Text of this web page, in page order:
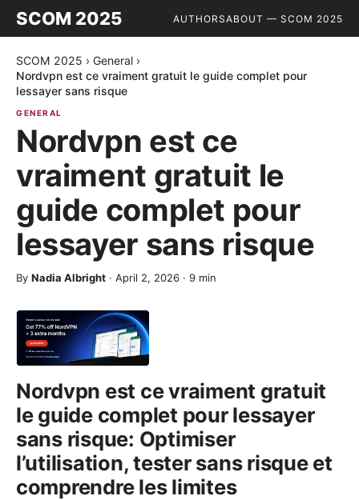
SCOM 2025 AUTHORSABOUT — SCOM 2025
SCOM 2025 › General ›
Nordvpn est ce vraiment gratuit le guide complet pour
lessayer sans risque
GENERAL
Nordvpn est ce
vraiment gratuit le
guide complet pour
lessayer sans risque
By Nadia Albright · April 2, 2026 · 9 min
Nordvpn est ce vraiment gratuit
le guide complet pour lessayer
sans risque: Optimiser
l’utilisation, tester sans risque et
comprendre les limites